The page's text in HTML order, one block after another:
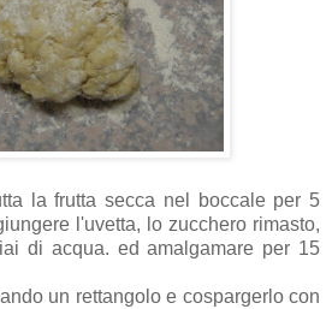
la frutta secca nel boccale per 5
l'uvetta, lo zucchero rimasto,
di acqua. ed amalgamare per 15
un rettangolo e cospargerlo con